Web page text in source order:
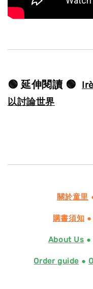
🟢 延伸閱讀 🟢
以討論世界
關於童里
購書須知 ●
About Us ●
Order guide ●